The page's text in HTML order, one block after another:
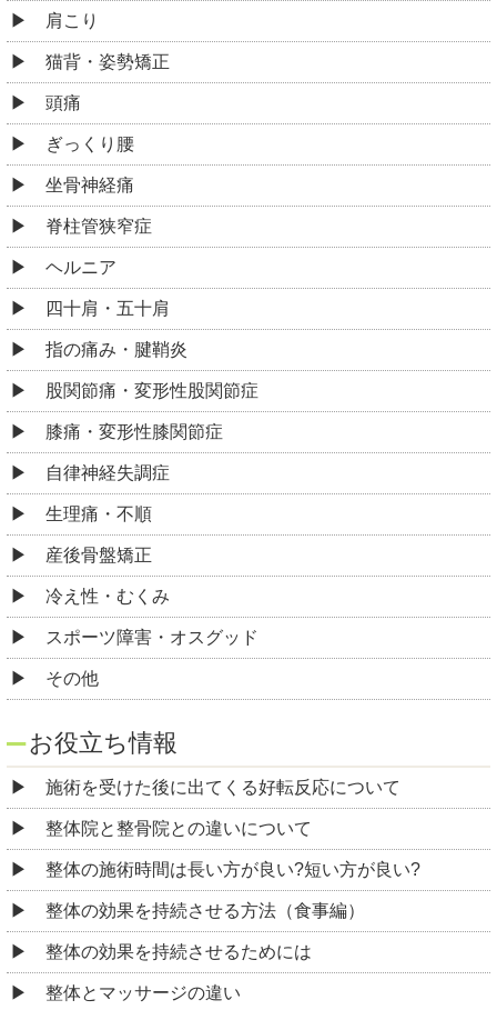
肩こり
猫背・姿勢矯正
頭痛
ぎっくり腰
坐骨神経痛
脊柱管狭窄症
ヘルニア
四十肩・五十肩
指の痛み・腱鞘炎
股関節痛・変形性股関節症
膝痛・変形性膝関節症
自律神経失調症
生理痛・不順
産後骨盤矯正
冷え性・むくみ
スポーツ障害・オスグッド
その他
お役立ち情報
施術を受けた後に出てくる好転反応について
整体院と整骨院との違いについて
整体の施術時間は長い方が良い?短い方が良い?
整体の効果を持続させる方法（食事編）
整体の効果を持続させるためには
整体とマッサージの違い